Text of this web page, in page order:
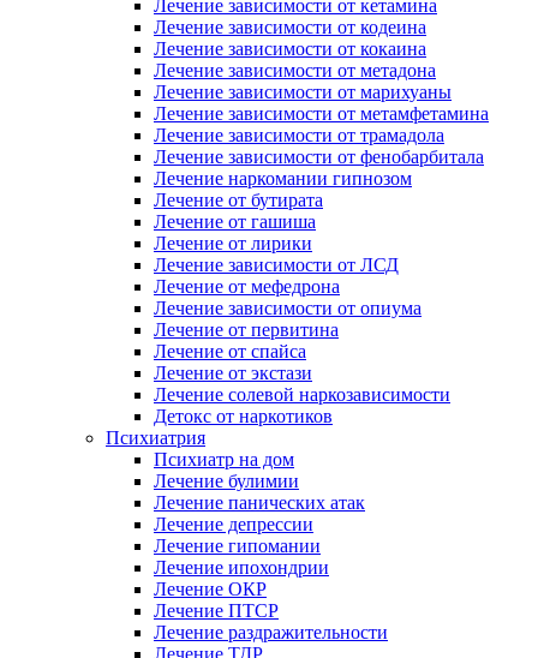
Лечение зависимости от кетамина
Лечение зависимости от кодеина
Лечение зависимости от кокаина
Лечение зависимости от метадона
Лечение зависимости от марихуаны
Лечение зависимости от метамфетамина
Лечение зависимости от трамадола
Лечение зависимости от фенобарбитала
Лечение наркомании гипнозом
Лечение от бутирата
Лечение от гашиша
Лечение от лирики
Лечение зависимости от ЛСД
Лечение от мефедрона
Лечение зависимости от опиума
Лечение от первитина
Лечение от спайса
Лечение от экстази
Лечение солевой наркозависимости
Детокс от наркотиков
Психиатрия
Психиатр на дом
Лечение булимии
Лечение панических атак
Лечение депрессии
Лечение гипомании
Лечение ипохондрии
Лечение ОКР
Лечение ПТСР
Лечение раздражительности